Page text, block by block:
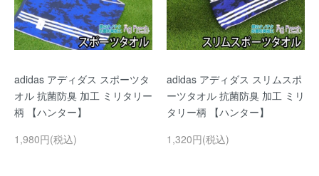
adidas アディダス スポーツタ
オル 抗菌防臭 加工 ミリタリー
柄 【ハンター】
1,980円(税込)
adidas アディダス スリムスポ
ーツタオル 抗菌防臭 加工 ミリ
タリー柄 【ハンター】
1,320円(税込)